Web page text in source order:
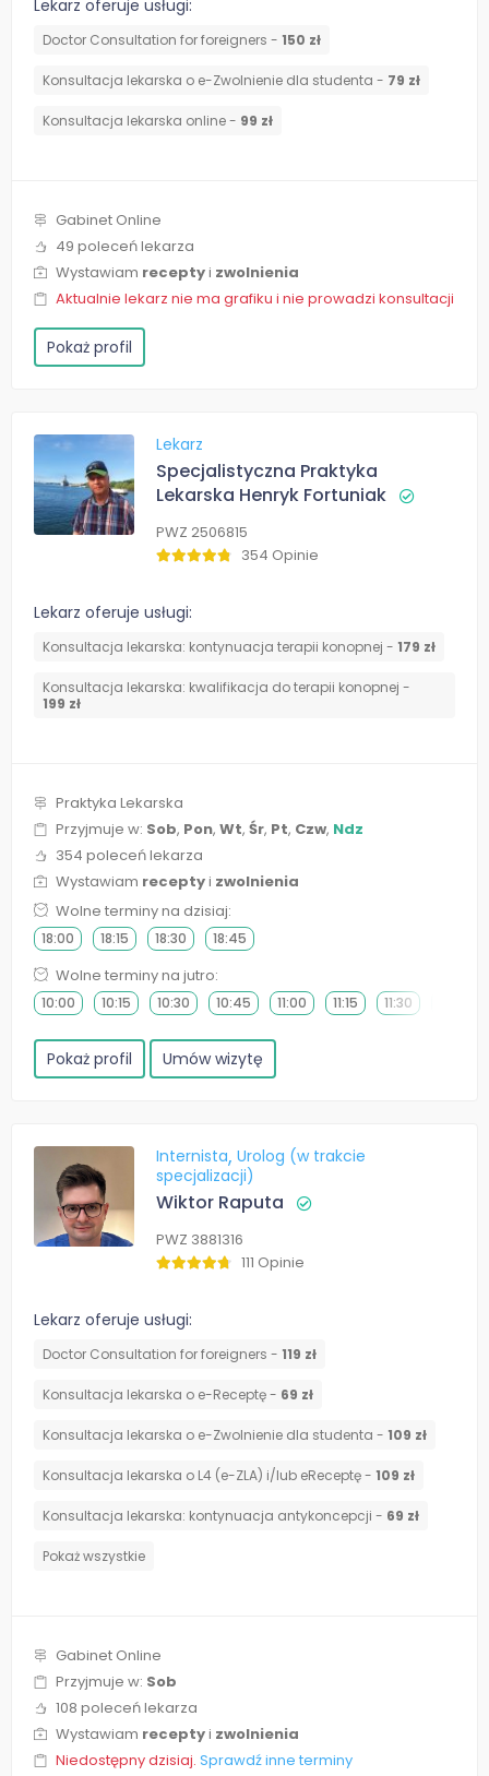
Lekarz oferuje usługi:
Doctor Consultation for foreigners - 150 zł
Konsultacja lekarska o e-Zwolnienie dla studenta - 79 zł
Konsultacja lekarska online - 99 zł
Gabinet Online
49 poleceń lekarza
Wystawiam receptyi zwolnienia
Aktualnie lekarz nie ma grafiku i nie prowadzi konsultacji
Pokaż profil
Lekarz
Specjalistyczna Praktyka
Lekarska Henryk Fortuniak
PWZ 2506815
354 Opinie
Lekarz oferuje usługi:
Konsultacja lekarska: kontynuacja terapii konopnej - 179 zł
Konsultacja lekarska: kwalifikacja do terapii konopnej -
199 zł
Praktyka Lekarska
Przyjmuje w: Sob, Pon, Wt, Śr, Pt, Czw, Ndz
354 poleceń lekarza
Wystawiam receptyi zwolnienia
Wolne terminy na dzisiaj:
18:00 18:15 18:30 18:45
Wolne terminy na jutro:
10:00 10:15 10:30 10:45 11:00 11:15 11:30
Pokaż profil Umów wizytę
Internista Urolog (w trakcie
specjalizacji)
Wiktor Raputa
PWZ 3881316
111 Opinie
Lekarz oferuje usługi:
Doctor Consultation for foreigners - 119 zł
Konsultacja lekarska o e-Receptę - 69 zł
Konsultacja lekarska o e-Zwolnienie dla studenta - 109 zł
Konsultacja lekarska o L4 (e-ZLA) i/lub eReceptę - 109 zł
⁠Konsultacja lekarska: kontynuacja antykoncepcji - 69 zł
Pokaż wszystkie
Gabinet Online
Przyjmuje w: Sob
108 poleceń lekarza
Wystawiam receptyi zwolnienia
Niedostępny dzisiaj. Sprawdź inne terminy